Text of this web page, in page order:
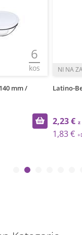
6
kos
mm /
Latino-
2,23 €
1,83 €